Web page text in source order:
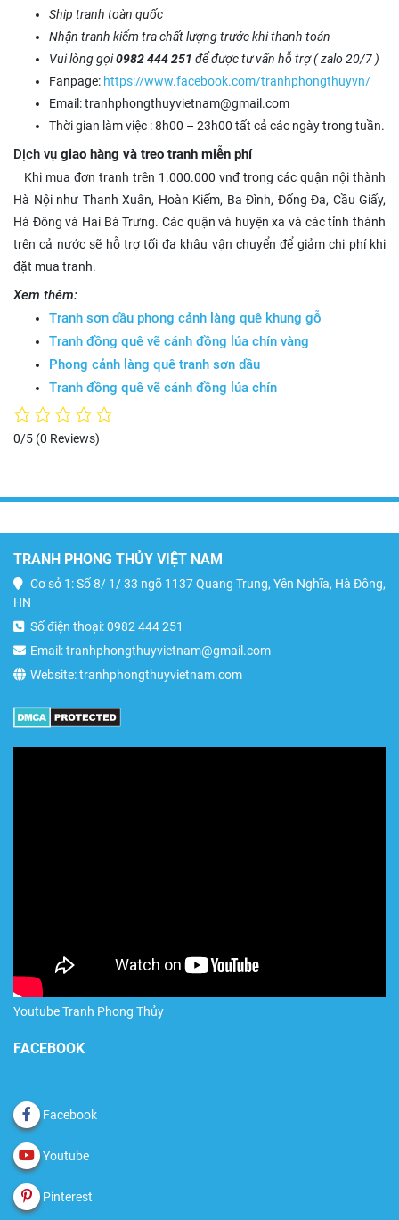
Ship tranh toàn quốc
Nhận tranh kiểm tra chất lượng trước khi thanh toán
Vui lòng gọi0982 444 251 để được tư vấn hỗ trợ ( zalo 20/7 )
Fanpage: https://www.facebook.com/tranhphongthuyvn/
Email: tranhphongthuyvietnam@gmail.com
Thời gian làm việc : 8h00 – 23h00 tất cả các ngày trong tuần.
Dịch vụ giao hàng và treo tranh miễn phí
Khi mua đơn tranh trên 1.000.000 vnđ trong các quận nội thành
Hà Nội như Thanh Xuân, Hoàn Kiếm, Ba Đình, Đống Đa, Cầu Giấy,
Hà Đông và Hai Bà Trưng. Các quận và huyện xa và các tỉnh thành
trên cả nước sẽ hỗ trợ tối đa khâu vận chuyển để giảm chi phí khi
đặt mua tranh.
Xem thêm:
Tranh sơn dầu phong cảnh làng quê khung gỗ
Tranh đồng quê vẽ cánh đồng lúa chín vàng
Phong cảnh làng quê tranh sơn dầu
Tranh đồng quê vẽ cánh đồng lúa chín
0/5 (0 Reviews)
TRANH PHONG THỦY VIỆT NAM
Cơ sở 1: Số 8/ 1/ 33 ngõ 1137 Quang Trung, Yên Nghĩa, Hà Đông,
HN
Số điện thoại: 0982 444 251
Email: tranhphongthuyvietnam@gmail.com
Website: tranhphongthuyvietnam.com
Youtube Tranh Phong Thủy
FACEBOOK
Facebook
Youtube
Pinterest